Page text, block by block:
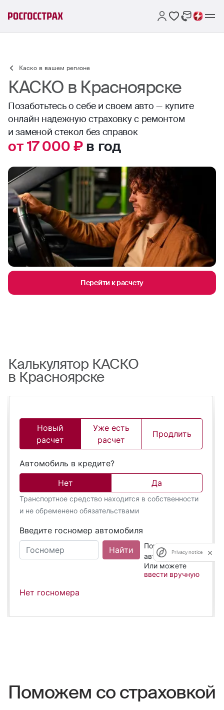
Каско в вашем регионе
КАСКО в Красноярске
Позаботьтесь о себе и своем авто — купите
онлайн надежную страховку с ремонтом
и заменой стекол без справок
от 17 000 ₽в год
Перейти к расчету
Калькулятор КАСКО
в Красноярске
Поможем со страховкой